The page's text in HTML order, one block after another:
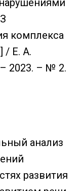
комплекса
/ Е. А.
2023. – № 2.
анализ
развития